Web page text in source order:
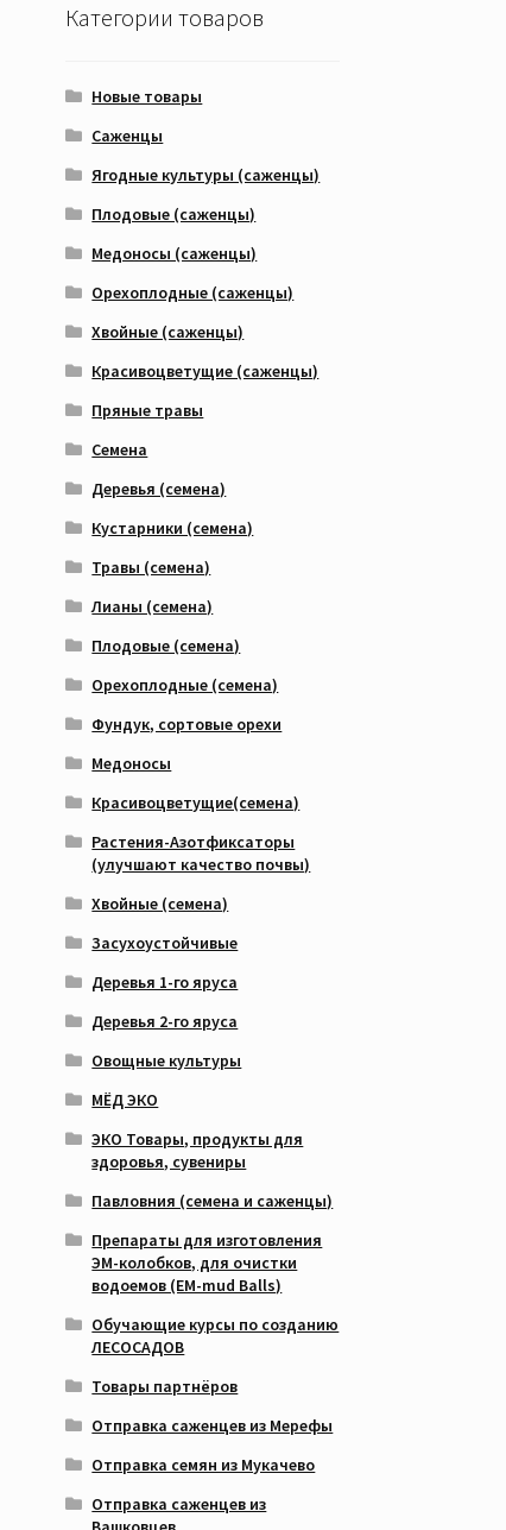
Категории товаров
Новые товары
Саженцы
Ягодные культуры (саженцы)
Плодовые (саженцы)
Медоносы (саженцы)
Орехоплодные (саженцы)
Хвойные (саженцы)
Красивоцветущие (саженцы)
Пряные травы
Семена
Деревья (семена)
Кустарники (семена)
Травы (семена)
Лианы (семена)
Плодовые (семена)
Орехоплодные (семена)
Фундук, сортовые орехи
Медоносы
Красивоцветущие(семена)
Растения-Азотфиксаторы
(улучшают качество почвы)
Хвойные (семена)
Засухоустойчивые
Деревья 1-го яруса
Деревья 2-го яруса
Овощные культуры
МЁД ЭКО
ЭКО Товары, продукты для
здоровья, сувениры
Павловния (семена и саженцы)
Препараты для изготовления
ЭМ-колобков, для очистки
водоемов (EM-mud Balls)
Обучающие курсы по созданию
ЛЕСОСАДОВ
Товары партнёров
Отправка саженцев из Мерефы
Отправка семян из Мукачево
Отправка саженцев из